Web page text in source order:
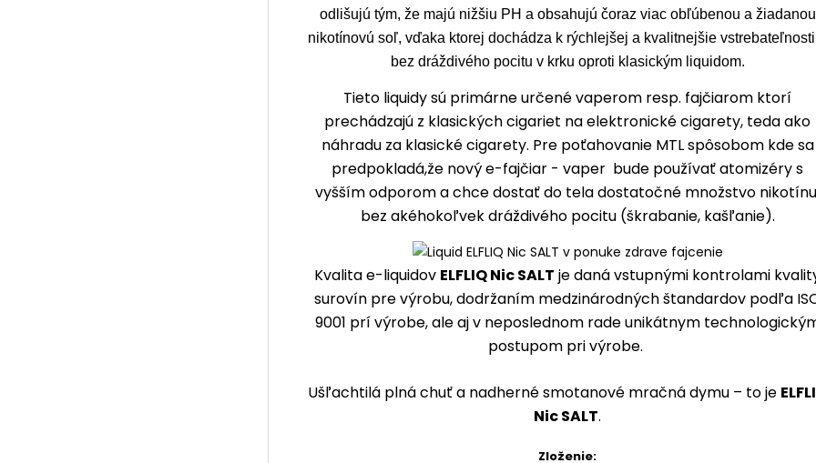
odlišujú tým, že majú nižšiu PH a obsahujú čoraz viac obľúbenou a žiadanou
nikotínovú soľ, vďaka ktorej dochádza k rýchlejšej a kvalitnejšie
bez dráždivého pocitu v krku oproti klasickým liquidom.
Tieto liquidy sú primárne určené vaperom resp. fajčiarom ktorí
prechádzajú z klasických cigariet na elektronické cigarety, teda ako
náhradu za klasické cigarety. Pre poťahovanie MTL spôsobom kde sa
predpokladá,že nový e-fajčiar - vaper bude používať atomizéry s
vyšším odporom a chce dostať do tela dostatočné množstvo
bez akéhokoľvek dráždivého pocitu (škrabanie, kašľanie).
Kvalita e-liquidov ELFLIQ Nic SALT je daná vstupnými kontrolami
surovín pre výrobu, dodržaním medzinárodných štandardov podľa
9001 prí výrobe, ale aj v neposlednom rade unikátnym
postupom pri výrobe.
Ušľachtilá plná chuť a nadherné smotanové mračná dymu – to je
Nic SALT.
Zloženie: